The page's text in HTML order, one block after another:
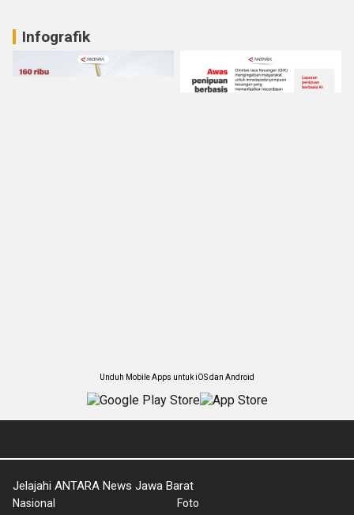
Infografik
Unduh Mobile Apps untuk iOS dan Android
Jelajahi ANTARA News Jawa Barat
Nasional
Foto